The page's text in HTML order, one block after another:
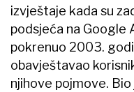
izvještaje kada su
podsjeća na Google
pokrenuo 2003.
obavještavao
njihove pojmove.